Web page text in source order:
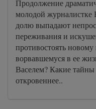
Продолжение
молодой
долю выпадают
переживания и
противостоять
ворвавшемуся в ее
Васелем? Какие
откровеннее..